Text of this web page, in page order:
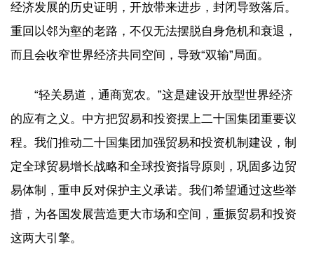
经济发展的历史证明，开放带来进步，封闭导致落后。
重回以邻为壑的老路，不仅无法摆脱自身危机和衰退，
而且会收窄世界经济共同空间，导致“双输”局面。
“轻关易道，通商宽农。”这是建设开放型世界经济
的应有之义。中方把贸易和投资摆上二十国集团重要议
程。我们推动二十国集团加强贸易和投资机制建设，制
定全球贸易增长战略和全球投资指导原则，巩固多边贸
易体制，重申反对保护主义承诺。我们希望通过这些举
措，为各国发展营造更大市场和空间，重振贸易和投资
这两大引擎。